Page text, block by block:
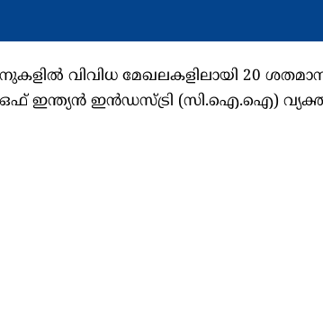
വിവിധ മേഖലകളിലായി 20
ഇന്ത്യൻ ഇൻഡസ്‌ട്രി (സി.ഐ.ഐ)